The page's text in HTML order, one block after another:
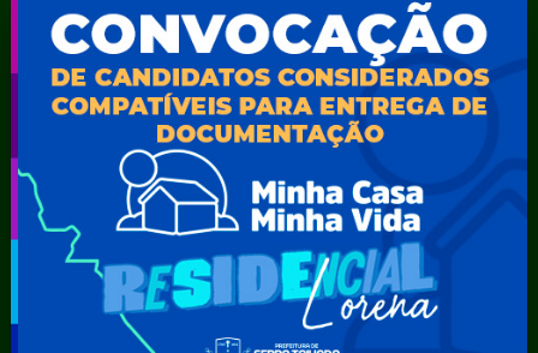
Secretaria de Iluminação Pública e Energia Elétrica
Secretaria Municipal da Mulher – SEMU
Secretaria Municipal de Administração – SAD
Secretaria Municipal de Agricultura e Recursos Hídricos –
SEMARH / Secretaria de Agricultura Familiar – SEMAF
Secretaria Municipal de Educação – SEST
Secretaria Municipal de Esporte e Lazer – SEMEL
Secretaria Municipal de Finanças – SECFIN
Secretaria Municipal de Governo – SEGOV
Secretaria Municipal de Meio Ambiente – SEMA
Secretaria Municipal de Planejamento e Gestão – SEPLAG
Secretaria Municipal de Relações Institucionais – SEMRI